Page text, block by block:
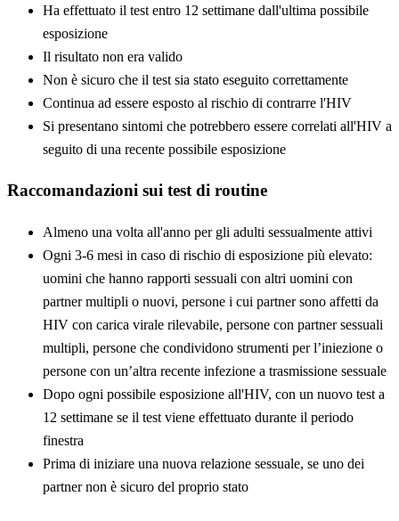
Ha effettuato il test entro 12 settimane dall'ultima possibile
esposizione
Il risultato non era valido
Non è sicuro che il test sia stato eseguito correttamente
Continua ad essere esposto al rischio di contrarre l'HIV
Si presentano sintomi che potrebbero essere correlati all'HIV a
seguito di una recente possibile esposizione
Raccomandazioni sui test di routine
Almeno una volta all'anno per gli adulti sessualmente attivi
Ogni 3-6 mesi in caso di rischio di esposizione più elevato:
uomini che hanno rapporti sessuali con altri uomini con
partner multipli o nuovi, persone i cui partner sono affetti da
HIV con carica virale rilevabile, persone con partner sessuali
multipli, persone che condividono strumenti per l’iniezione o
persone con un’altra recente infezione a trasmissione sessuale
Dopo ogni possibile esposizione all'HIV, con un nuovo test a
12 settimane se il test viene effettuato durante il periodo
finestra
Prima di iniziare una nuova relazione sessuale, se uno dei
partner non è sicuro del proprio stato